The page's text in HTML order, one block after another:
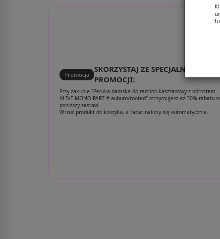
Promocja
SKORZYSTAJ ZE SPECJALNEJ
PROMOCJI:
Przy zakupie "Peruka damska do ramion kasztanowy z odrostem
ALIVE MONO PART # auburn/rooted" otrzymujesz aż 30% rabatu
poniższy zestaw!
Wrzuć produkt do koszyka, a rabat naliczy się automatycznie.